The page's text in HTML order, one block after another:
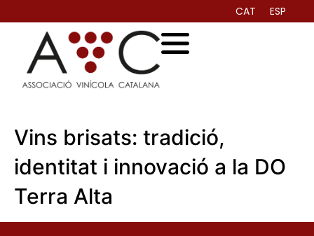
CAT ESP
Vins brisats: tradició,
identitat i innovació a la DO
Terra Alta